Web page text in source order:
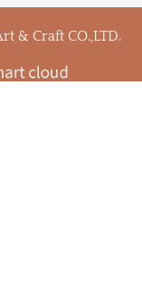
& Craft CO.,LTD.